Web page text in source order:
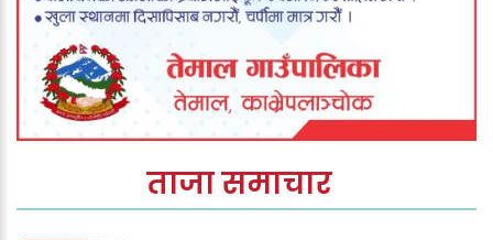
ताजा समाचार